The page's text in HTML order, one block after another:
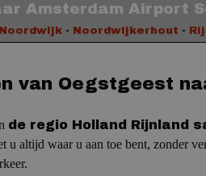
Amsterdam Airport
Noordwijk - Noordwijkerhout -
van Oegstgeest
de regio Holland Rijnland
u altijd waar u aan toe bent, zonder